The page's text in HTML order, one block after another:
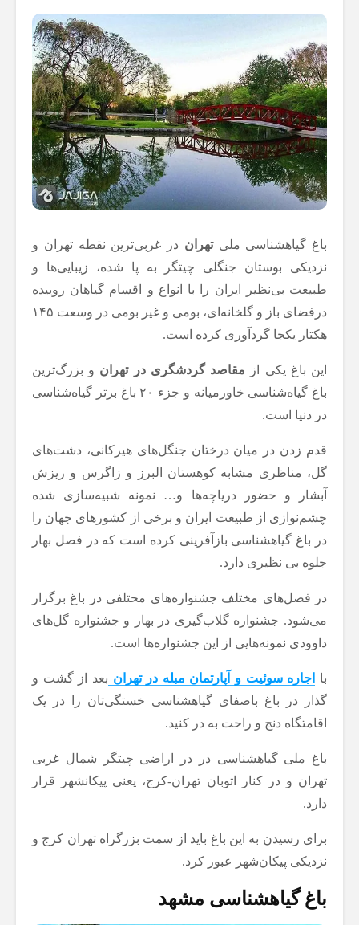
باغ گیاهشناسی ملیتهران در غربی‌ترین نقطه تهران و
نزدیکی بوستان جنگلی چیتگر به پا شده، زیبایی‌ها و
طبیعت بی‌نظیر ایران را با انواع و اقسام گیاهان روییده
درفضای باز و گلخانه‌ای، بومی و غیر بومی در وسعت ۱۴۵
هکتار یکجا گردآوری کرده است.
این باغ یکی از مقاصد گردشگری در تهران و بزرگ‌ترین
باغ گیاه‌شناسی خاورمیانه و جزء ۲۰ باغ برتر گیاه‌شناسی
در دنیا است.
قدم زدن در میان درختان جنگل‌های هیرکانی، دشت‌های
گل، مناظری مشابه کوهستان البرز و زاگرس و ریزش
آبشار و حضور دریاچه‌ها و… نمونه شبیه‌سازی شده
چشم‌نوازی از طبیعت ایران و برخی از کشورهای جهان را
در باغ گیاهشناسی بازآفرینی کرده است که در فصل بهار
جلوه بی نظیری دارد.
در فصل‌های مختلف جشنواره‌های محتلفی در باغ برگزار
می‌شود. جشنواره گلاب‌گیری در بهار و جشنواره گل‌های
داوودی نمونه‌هایی از این جشنواره‌ها است.
با اجاره سوئیت و آپارتمان مبله در تهران بعد از گشت و
گذار در باغ باصفای گیاهشناسی خستگی‌تان را در یک
اقامتگاه دنج و راحت به در کنید.
باغ ملی گیاهشناسی در در اراضی چیتگر شمال‌ غربی
تهران و در کنار اتوبان تهران-کرج، یعنی پیکانشهر قرار
دارد.
برای رسیدن به این باغ باید از سمت بزرگراه تهران کرج و
نزدیکی پیکان‌شهر عبور کرد.
باغ گیاهشناسی مشهد